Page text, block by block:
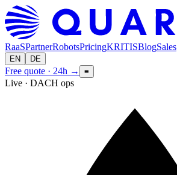
RaaSPartnerRobotsPricingKRITISBlogSales
EN DE
Free quote · 24h → ≡
Live · DACH ops